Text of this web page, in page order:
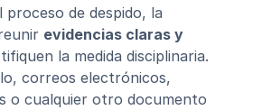
proceso de despido, la
evidencias claras y
la medida disciplinaria.
correos electrónicos,
o cualquier otro documento